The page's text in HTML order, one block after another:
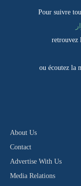
Pour suivre
retrouvez
ou écoutez la
About Us
Contact
Advertise With Us
Media Relations